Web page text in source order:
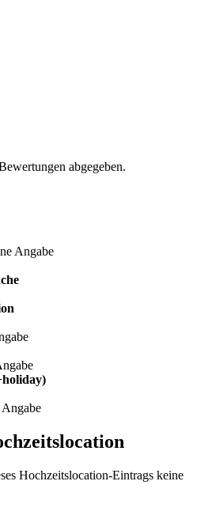
abgegeben.
Angabe
Hochzeitslocation-Eintrags keine